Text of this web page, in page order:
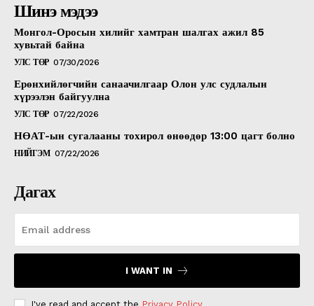
Шинэ мэдээ
Монгол-Оросын хилийг хамтран шалгах ажил 85
хувьтай байна
УЛС ТӨР 07/30/2026
Ерөнхийлөгчийн санаачилгаар Олон улс судлалын
хүрээлэн байгуулна
УЛС ТӨР 07/22/2026
НӨАТ-ын сугалааны тохирол өнөөдөр 13:00 цагт болно
НИЙГЭМ 07/22/2026
Дагах
I WANT IN